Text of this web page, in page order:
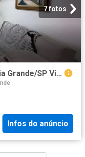
7 fotos
Apartamento para Venda em Praia Grande/SP Vila Caiçara 2 Quartos
Infos do anúncio